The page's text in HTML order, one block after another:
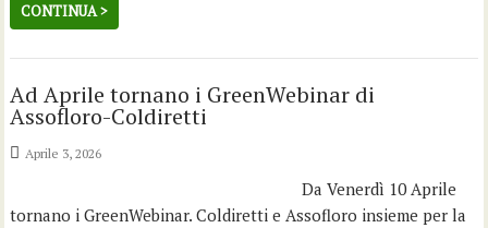
CONTINUA >
Ad Aprile tornano i GreenWebinar di
Assofloro-Coldiretti
Aprile 3, 2026
Da Venerdì 10 Aprile
tornano i GreenWebinar. Coldiretti e Assofloro insieme per la